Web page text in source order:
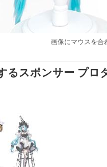
画像にマウスを合
るスポンサー プロ